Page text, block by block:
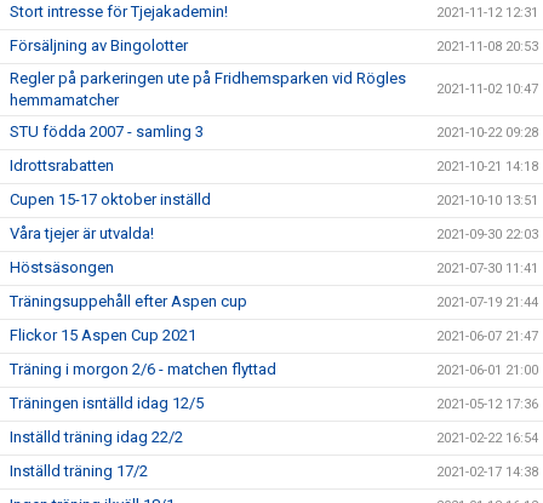
Stort intresse för Tjejakademin! 2021-11-12 12:31
Försäljning av Bingolotter 2021-11-08 20:53
Regler på parkeringen ute på Fridhemsparken vid Rögles
hemmamatcher
2021-11-02 10:47
STU födda 2007 - samling 3 2021-10-22 09:28
Idrottsrabatten 2021-10-21 14:18
Cupen 15-17 oktober inställd 2021-10-10 13:51
Våra tjejer är utvalda! 2021-09-30 22:03
Höstsäsongen 2021-07-30 11:41
Träningsuppehåll efter Aspen cup 2021-07-19 21:44
Flickor 15 Aspen Cup 2021 2021-06-07 21:47
Träning i morgon 2/6 - matchen flyttad 2021-06-01 21:00
Träningen isntälld idag 12/5 2021-05-12 17:36
Inställd träning idag 22/2 2021-02-22 16:54
Inställd träning 17/2 2021-02-17 14:38